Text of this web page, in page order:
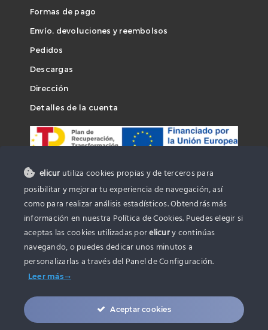
Formas de pago
Envío, devoluciones y reembolsos
Pedidos
Descargas
Dirección
Detalles de la cuenta
elicur utiliza cookies propias y de terceros para
posibilitar y mejorar tu experiencia de navegación, así
como para realizar análisis estadísticos. Obtendrás más
información en nuestra Política de Cookies. Puedes elegir si
aceptas las cookies utilizadas porelicury continúas
navegando, o puedes dedicar unos minutos a
personalizarlas a través del Panel de Configuración.
Leer más
Aceptar cookies